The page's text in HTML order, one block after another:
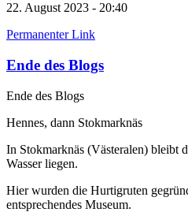
22. August 2023 - 20:40
Permanenter Link
Ende des Blogs
Ende des Blogs
Hennes, dann Stokmarknäs
In Stokmarknäs (Västeralen) bleibt
Wasser liegen.
Hier wurden die Hurtigruten
entsprechendes Museum.